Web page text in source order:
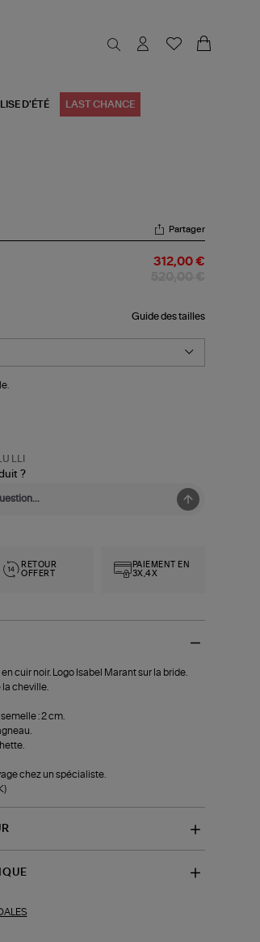
D'ÉTÉ LAST CHANCE
Partager
312,00 €
Guide des tailles
?
RETOUR
OFFERT
PAIEMENT EN
3X,4X
cuir noir. Logo Isabel Marant sur la bride.
cheville.
: 2 cm.
chez un spécialiste.